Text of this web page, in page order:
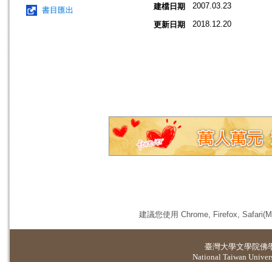
書目匯出 建檔日期 2007.03.23
更新日期 2018.12.20
建議您使用 Chrome, Firefox,
臺灣大學文學院佛
National Taiwan